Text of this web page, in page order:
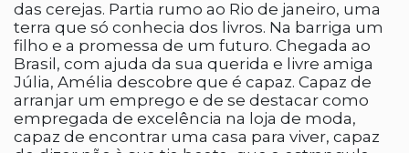
das cerejas. Partia rumo ao Rio de janeiro, uma
terra que só conhecia dos livros. Na barriga um
filho e a promessa de um futuro. Chegada ao
Brasil, com ajuda da sua querida e livre amiga
Júlia, Amélia descobre que é capaz. Capaz de
arranjar um emprego e de se destacar como
empregada de excelência na loja de moda,
capaz de encontrar uma casa para viver, capaz